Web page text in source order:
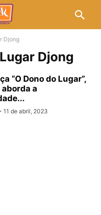
Djong
Djong
“O Dono do Lugar”,
a
11 de abril, 2023